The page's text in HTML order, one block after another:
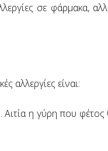
σε φάρμακα,
αλλεργίες είναι:
η γύρη που φέτος